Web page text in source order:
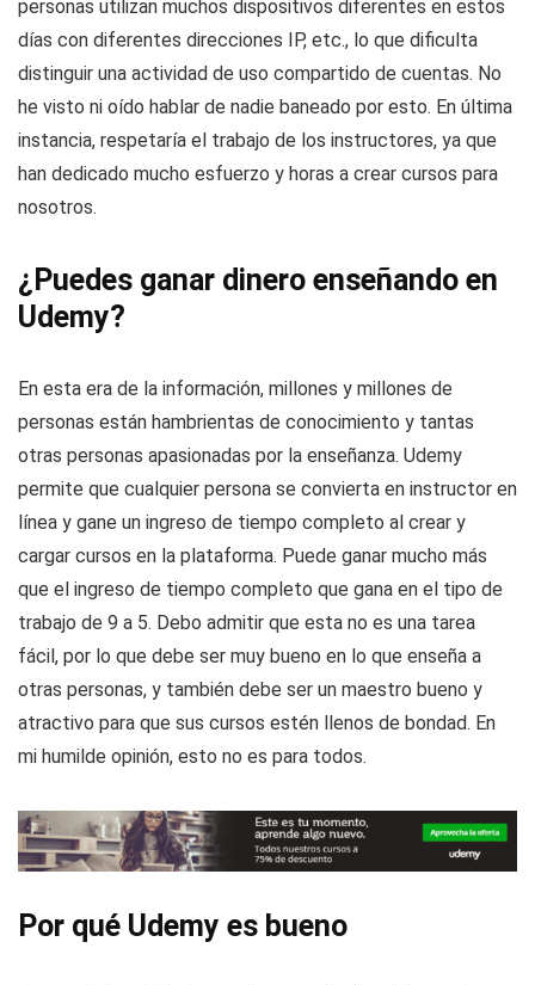
personas utilizan muchos dispositivos diferentes en estos
días con diferentes direcciones IP, etc., lo que dificulta
distinguir una actividad de uso compartido de cuentas. No
he visto ni oído hablar de nadie baneado por esto. En última
instancia, respetaría el trabajo de los instructores, ya que
han dedicado mucho esfuerzo y horas a crear cursos para
nosotros.
¿Puedes ganar dinero enseñando en
Udemy?
En esta era de la información, millones y millones de
personas están hambrientas de conocimiento y tantas
otras personas apasionadas por la enseñanza. Udemy
permite que cualquier persona se convierta en instructor en
línea y gane un ingreso de tiempo completo al crear y
cargar cursos en la plataforma. Puede ganar mucho más
que el ingreso de tiempo completo que gana en el tipo de
trabajo de 9 a 5. Debo admitir que esta no es una tarea
fácil, por lo que debe ser muy bueno en lo que enseña a
otras personas, y también debe ser un maestro bueno y
atractivo para que sus cursos estén llenos de bondad. En
mi humilde opinión, esto no es para todos.
Por qué Udemy es bueno